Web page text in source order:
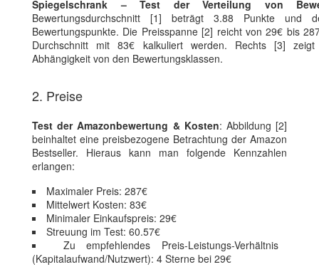
Spiegelschrank – Test der Verteilung von
Bewertungsdurchschnitt [1] beträgt 3.88 Punkte
Bewertungspunkte. Die Preisspanne [2] reicht von 29€ bis
Durchschnitt mit 83€ kalkuliert werden. Rechts [3]
Abhängigkeit von den Bewertungsklassen.
2. Preise
Test der Amazonbewertung & Kosten: Abbildung [2]
beinhaltet eine preisbezogene Betrachtung der Amazon
Bestseller. Hieraus kann man folgende Kennzahlen
erlangen:
Maximaler Preis: 287€
Mittelwert Kosten: 83€
Minimaler Einkaufspreis: 29€
Streuung im Test: 60.57€
Zu empfehlendes Preis-Leistungs-Verhältnis
(Kapitalaufwand/Nutzwert): 4 Sterne bei 29€